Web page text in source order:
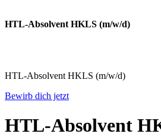
HTL-Absolvent HKLS (m/w/d)
HTL-Absolvent HKLS (m/w/d)
Bewirb dich jetzt
HTL-Absolvent